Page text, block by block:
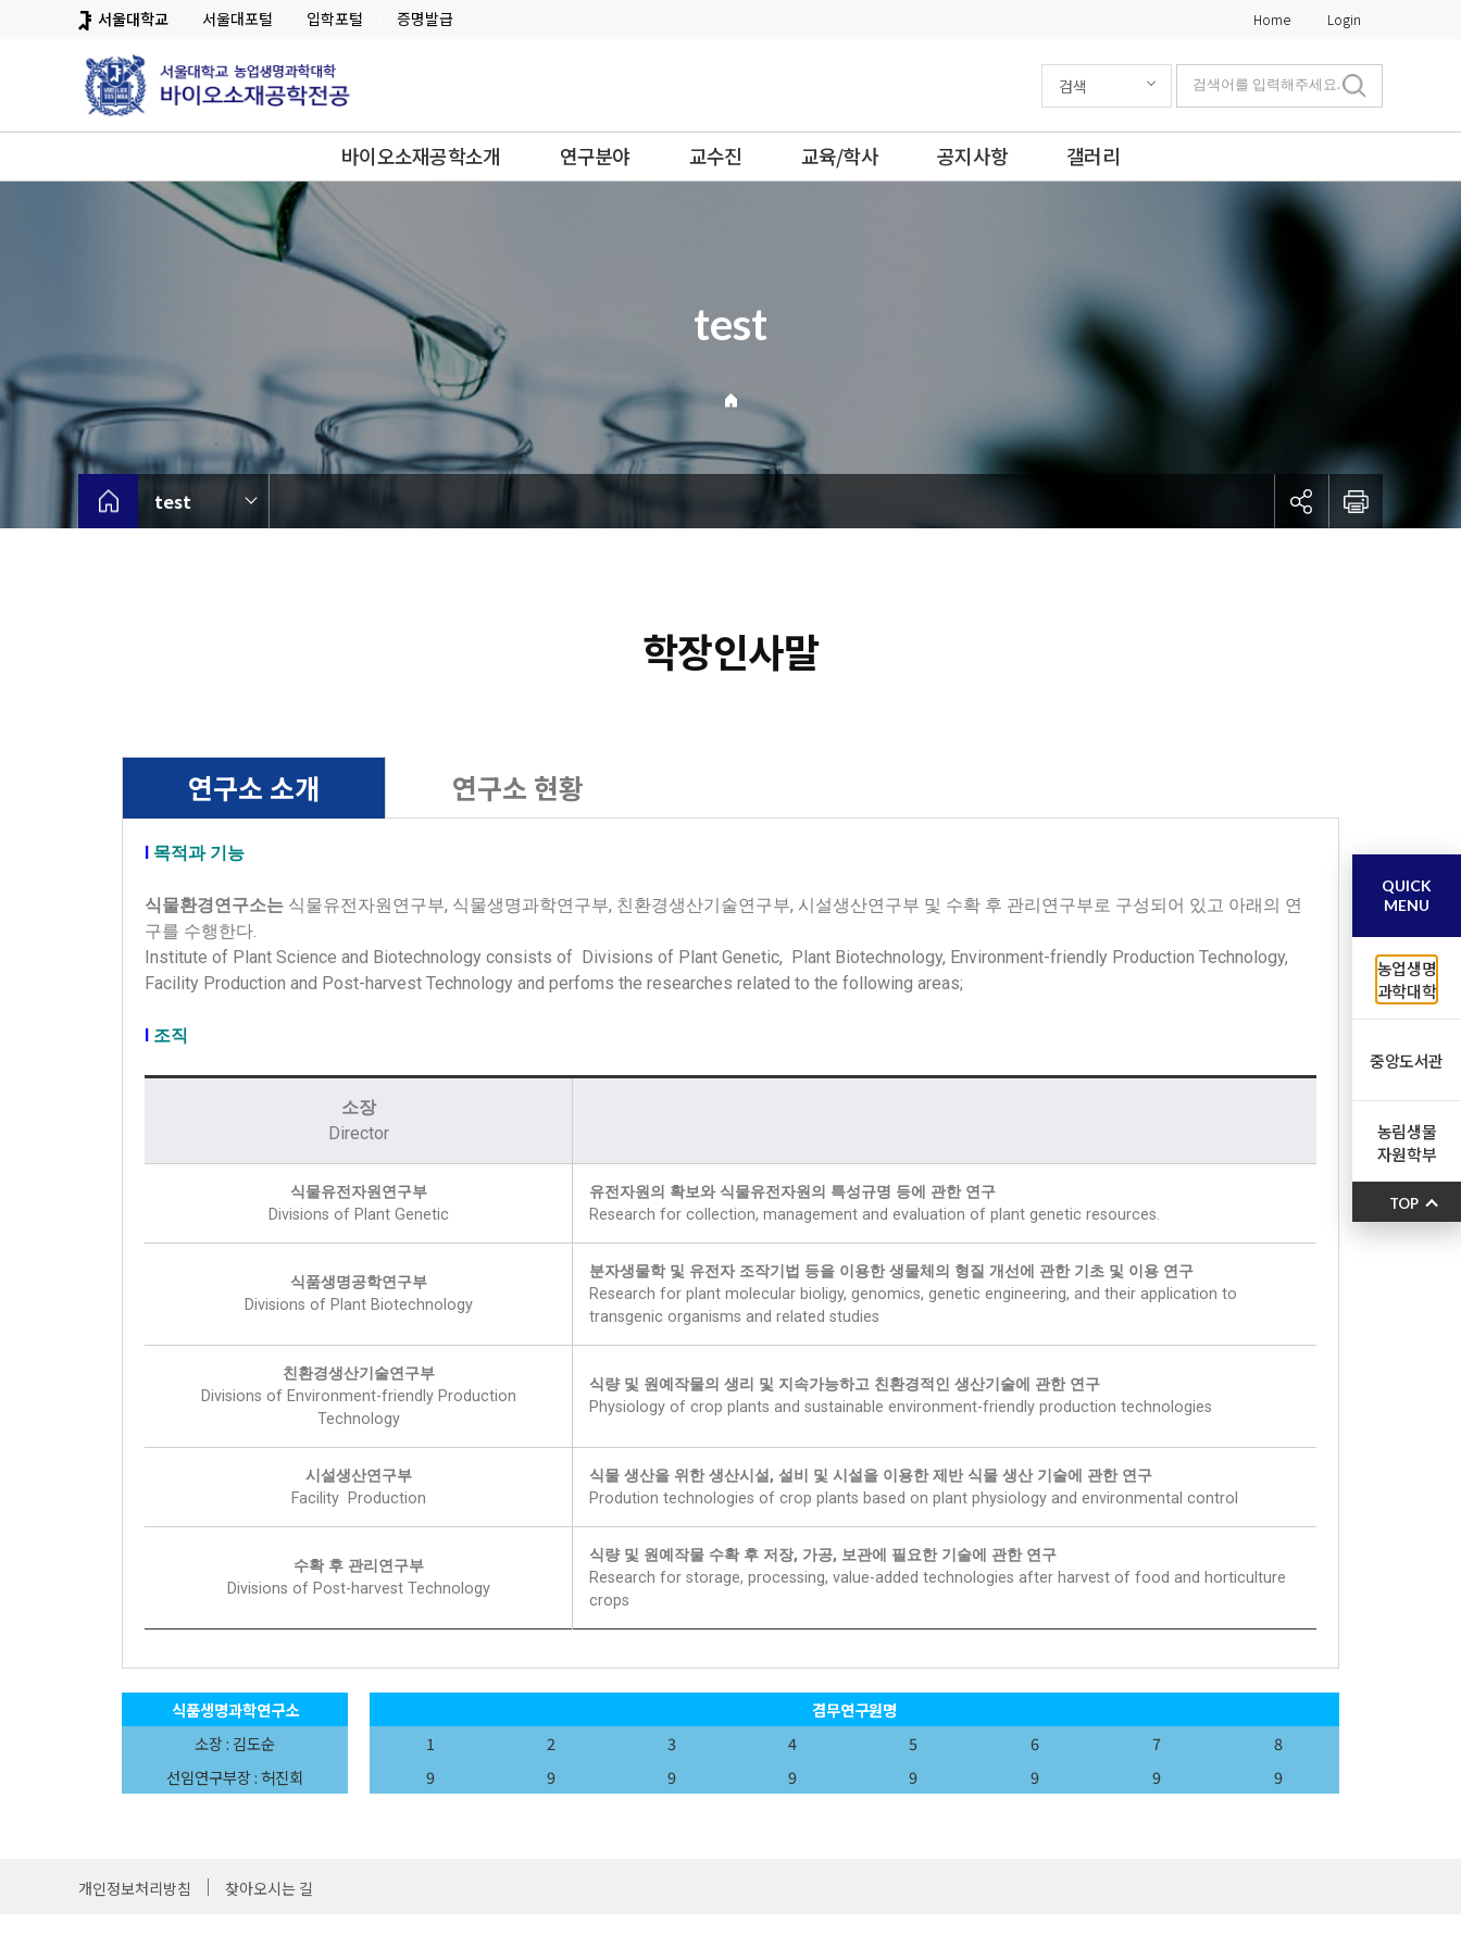
서울대학교 서울대포털 입학포털 증명발급 Home Login
바이오소재공학소개 연구분야 교수진 교육/학사 공지사항 갤러리
검색 검색어를 입력해주세요.
test
test
학장인사말
연구소 소개 연구소 현황
Ι 목적과 기능
식물환경연구소는 식물유전자원연구부, 식물생명과학연구부, 친환경생산기술연구부, 시설생산연구부 및 수확 후 관리연구부로 구성되어 있고 아래의 연
구를 수행한다.
Institute of Plant Science and Biotechnology consists of Divisions of Plant Genetic, Plant Biotechnology, Environment-friendly Production Technology,
Facility Production and Post-harvest Technology and perfoms the researches related to the following areas;
Ι 조직
소장
Director
식물유전자원연구부
Divisions of Plant Genetic
유전자원의 확보와 식물유전자원의 특성규명 등에 관한 연구
Research for collection, management and evaluation of plant genetic resources.
식품생명공학연구부
Divisions of Plant Biotechnology
분자생물학 및 유전자 조작기법 등을 이용한 생물체의 형질 개선에 관한 기초 및 이용 연구
Research for plant molecular bioligy, genomics, genetic engineering, and their application to
transgenic organisms and related studies
친환경생산기술연구부
Divisions of Environment-friendly Production
Technology
식량 및 원예작물의 생리 및 지속가능하고 친환경적인 생산기술에 관한 연구
Physiology of crop plants and sustainable environment-friendly production technologies
시설생산연구부
Facility Production
식물 생산을 위한 생산시설, 설비 및 시설을 이용한 제반 식물 생산 기술에 관한 연구
Prodution technologies of crop plants based on plant physiology and environmental control
수확 후 관리연구부
Divisions of Post-harvest Technology
식량 및 원예작물 수확 후 저장, 가공, 보관에 필요한 기술에 관한 연구
Research for storage, processing, value-added technologies after harvest of food and horticulture
crops
식품생명과학연구소
소장 : 김도순
선임연구부장 : 허진회
겸무연구원명
1
2 3 4 5 6 7
8
9
9 9 9 9 9 9 9
개인정보처리방침 찾아오시는 길
QUICK
MENU
농업생명
과학대학
중앙도서관
농림생물
자원학부
TOP